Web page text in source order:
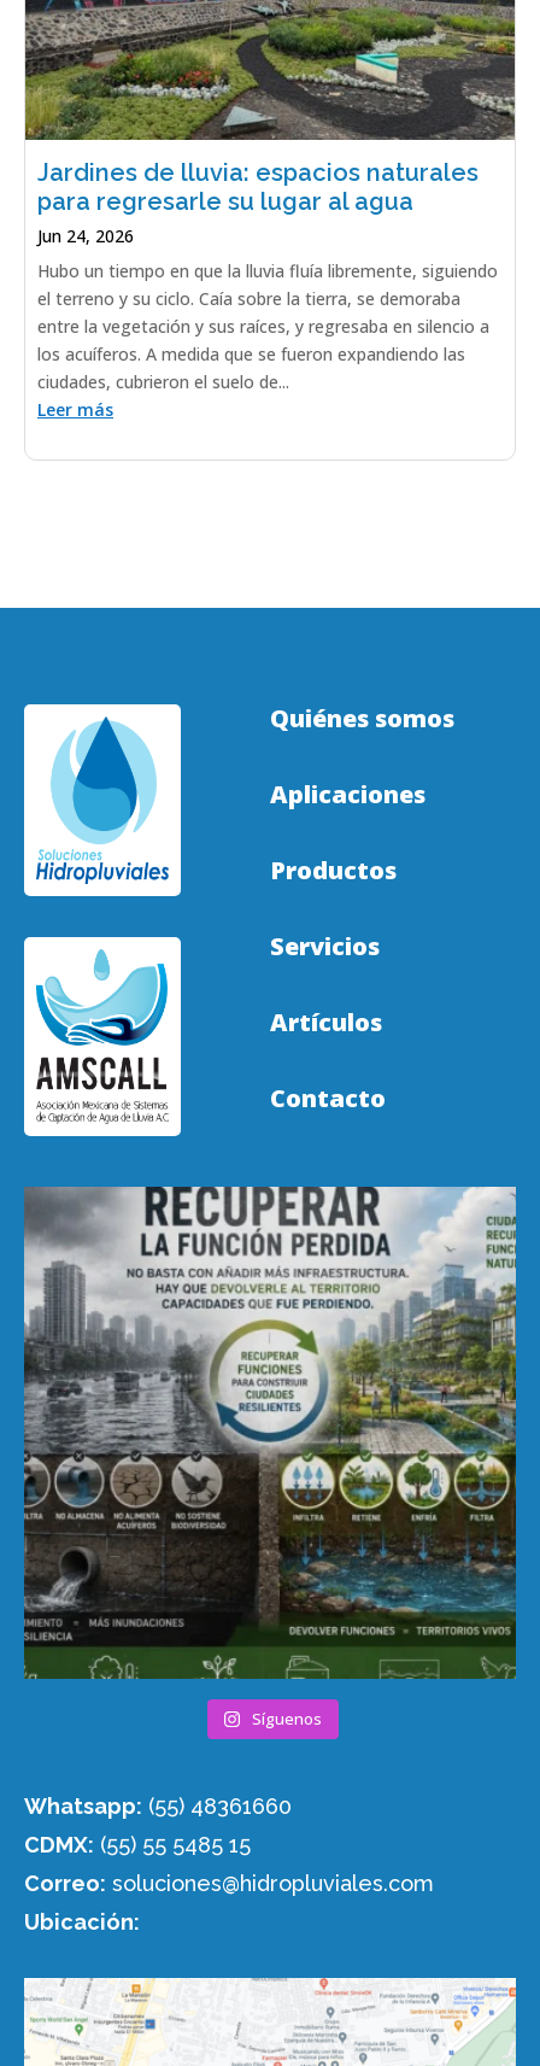
Jardines de lluvia: espacios naturales
para regresarle su lugar al agua
Jun 24, 2026
Hubo un tiempo en que la lluvia fluía libremente, siguiendo
el terreno y su ciclo. Caía sobre la tierra, se demoraba
entre la vegetación y sus raíces, y regresaba en silencio a
los acuíferos. A medida que se fueron expandiendo las
ciudades, cubrieron el suelo de...
Leer más
Quiénes somos
Aplicaciones
Productos
Servicios
Artículos
Contacto
Síguenos
Whatsapp: (55) 48361660
CDMX: (55) 55 5485 15
Correo: soluciones@hidropluviales.com
Ubicación: